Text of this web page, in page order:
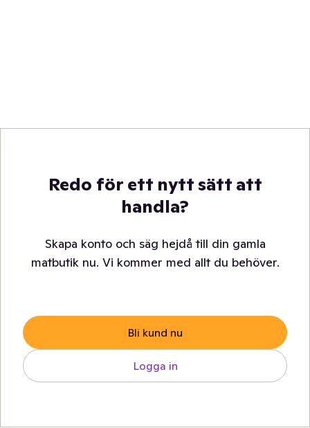
Redo för ett nytt sätt att
handla?
Skapa konto och säg hejdå till din gamla
matbutik nu. Vi kommer med allt du behöver.
Bli kund nu
Logga in